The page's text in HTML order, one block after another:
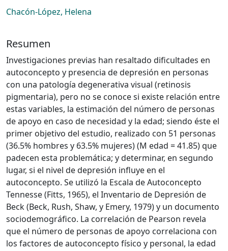
Chacón-López, Helena
Resumen
Investigaciones previas han resaltado dificultades en
autoconcepto y presencia de depresión en personas
con una patología degenerativa visual (retinosis
pigmentaria), pero no se conoce si existe relación entre
estas variables, la estimación del número de personas
de apoyo en caso de necesidad y la edad; siendo éste el
primer objetivo del estudio, realizado con 51 personas
(36.5% hombres y 63.5% mujeres) (M edad = 41.85) que
padecen esta problemática; y determinar, en segundo
lugar, si el nivel de depresión influye en el
autoconcepto. Se utilizó la Escala de Autoconcepto
Tennesse (Fitts, 1965), el Inventario de Depresión de
Beck (Beck, Rush, Shaw, y Emery, 1979) y un documento
sociodemográfico. La correlación de Pearson revela
que el número de personas de apoyo correlaciona con
los factores de autoconcepto físico y personal, la edad